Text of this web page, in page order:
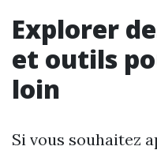
Explorer
et outils
loin
Si vous souhaitez